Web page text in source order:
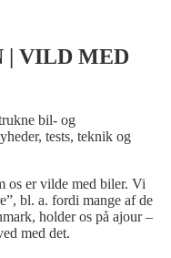
| VILD MED
bil- og
tests, teknik og
os er vilde med biler. Vi
bl. a. fordi mange af de
holder os på ajour –
med det.